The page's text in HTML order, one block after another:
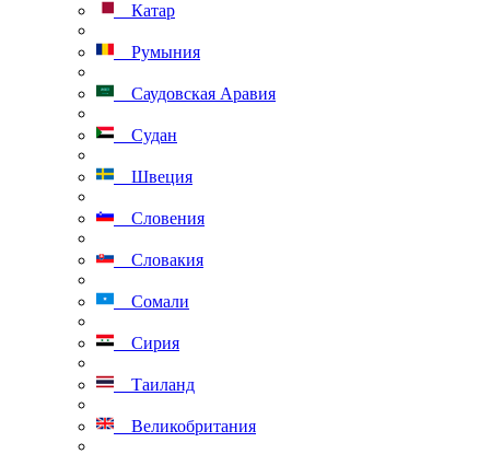
Катар
Румыния
Саудовская Аравия
Судан
Швеция
Словения
Словакия
Сомали
Сирия
Таиланд
Великобритания